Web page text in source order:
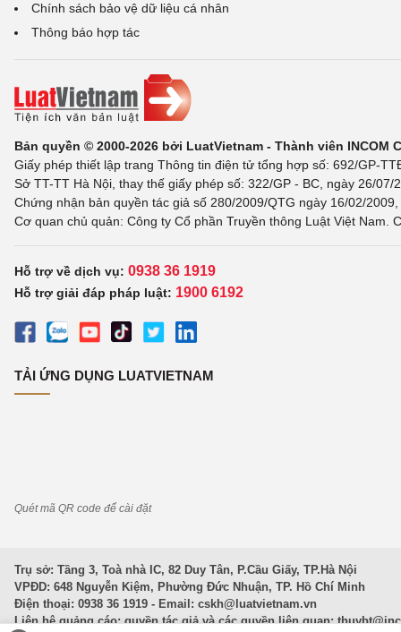
Chính sách bảo vệ dữ liệu cá nhân
Thông báo hợp tác
Bản quyền © 2000-2026 bởi LuatVietnam - Thành viên INCOM
Giấy phép thiết lập trang Thông tin điện tử tổng hợp số: 692/GP-
Sở TT-TT Hà Nội, thay thế giấy phép số: 322/GP - BC, ngày 26/
Chứng nhận bản quyền tác giả số 280/2009/QTG ngày 16/02/
Cơ quan chủ quản: Công ty Cổ phần Truyền thông Luật Việt Nam.
Hỗ trợ về dịch vụ: 0938 36 1919
Hỗ trợ giải đáp pháp luật: 1900 6192
TẢI ỨNG DỤNG LUATVIETNAM
Quét mã QR code để cài đặt
Trụ sở: Tầng 3, Toà nhà IC, 82 Duy Tân, P.Cầu Giấy, TP.Hà Nội
VPĐD: 648 Nguyễn Kiệm, Phường Đức Nhuận, TP. Hồ Chí Minh
Điện thoại: 0938 36 1919 - Email: cskh@luatvietnam.vn
Liên hệ quảng cáo; quyền tác giả và các quyền liên quan: